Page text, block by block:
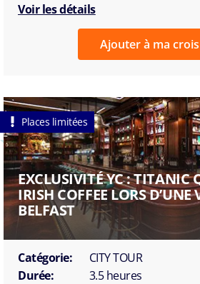
Voir les détails
Ajouter à ma
Places limitées
EXCLUSIVITÉ YC : TITANIC
IRISH COFFEE LORS D’UNE
BELFAST
Catégorie:
CITY TOUR
Durée:
3.5 heures